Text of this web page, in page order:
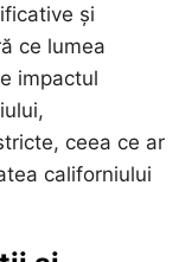
și
ce lumea
impactul
ceea ce ar
californiului